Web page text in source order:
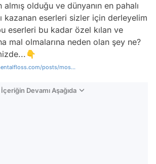
olduğu ve dünyanın en pahalı
kazanan eserleri sizler için derleyelim
eserleri bu kadar özel kılan ve
mal olmalarına neden olan şey ne?
posts/mos...
İçeriğin Devamı Aşağıda